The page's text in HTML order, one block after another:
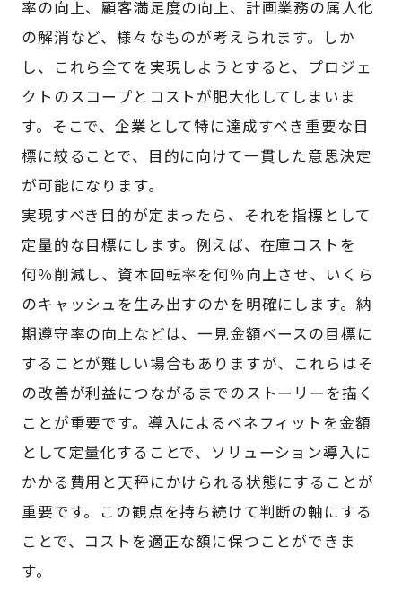
率の向上、顧客満足度の向上、計画業務の属人化
の解消など、様々なものが考えられます。しか
し、これら全てを実現しようとすると、プロジェ
クトのスコープとコストが肥大化してしまいま
す。そこで、企業として特に達成すべき重要な目
標に絞ることで、目的に向けて一貫した意思決定
が可能になります。
実現すべき目的が定まったら、それを指標として
定量的な目標にします。例えば、在庫コストを
何％削減し、資本回転率を何％向上させ、いくら
のキャッシュを生み出すのかを明確にします。納
期遵守率の向上などは、一見金額ベースの目標に
することが難しい場合もありますが、これらはそ
の改善が利益につながるまでのストーリーを描く
ことが重要です。導入によるベネフィットを金額
として定量化することで、ソリューション導入に
かかる費用と天秤にかけられる状態にすることが
重要です。この観点を持ち続けて判断の軸にする
ことで、コストを適正な額に保つことができま
す。